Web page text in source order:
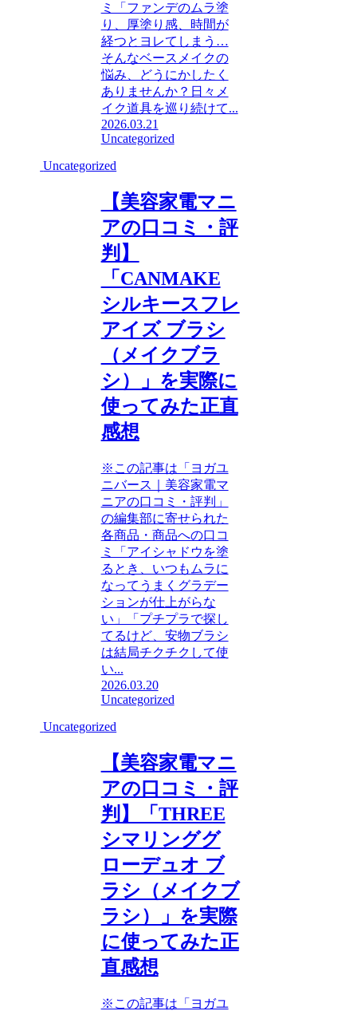
ミ「ファンデのムラ塗
り、厚塗り感、時間が
経つとヨレてしまう…
そんなベースメイクの
悩み、どうにかしたく
ありませんか？日々メ
イク道具を巡り続けて...
2026.03.21
Uncategorized
Uncategorized
【美容家電マニ
アの口コミ・評
判】
「CANMAKE
シルキースフレ
アイズ ブラシ
（メイクブラ
シ）」を実際に
使ってみた正直
感想
※この記事は「ヨガユ
ニバース｜美容家電マ
ニアの口コミ・評判」
の編集部に寄せられた
各商品・商品への口コ
ミ「アイシャドウを塗
るとき、いつもムラに
なってうまくグラデー
ションが仕上がらな
い」「プチプラで探し
てるけど、安物ブラシ
は結局チクチクして使
い...
2026.03.20
Uncategorized
Uncategorized
【美容家電マニ
アの口コミ・評
判】「THREE
シマリンググ
ローデュオ ブ
ラシ（メイクブ
ラシ）」を実際
に使ってみた正
直感想
※この記事は「ヨガユ